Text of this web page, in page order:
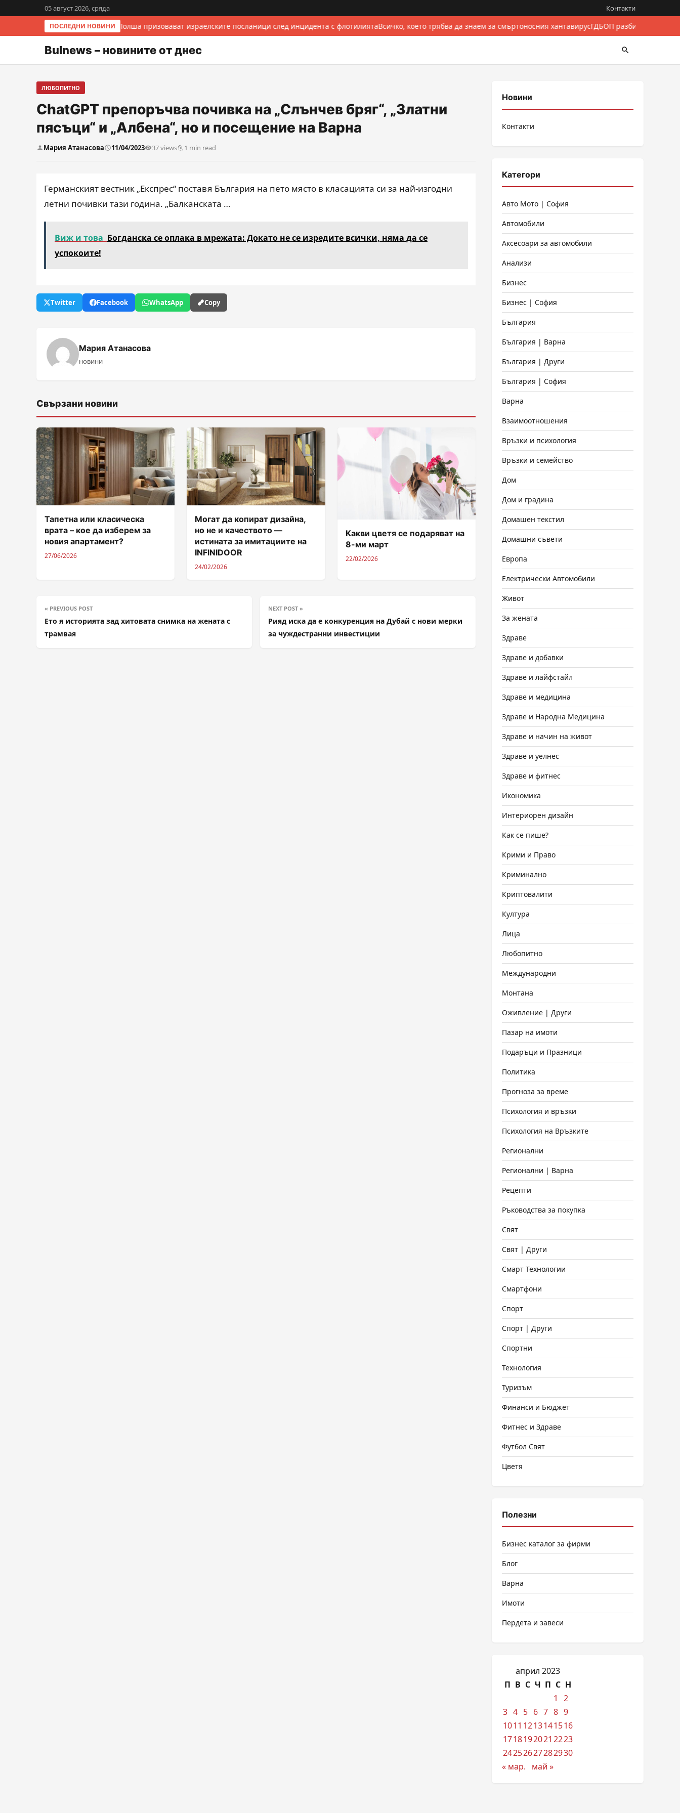
05 август 2026, сряда Контакти
ПОСЛЕДНИ НОВИНИ
Италия и Полша призовават израелските посланици след инцидента с флотилиятаВсичко, което трябва да знаем за смъртоносния хантавирусГДБОП разби
Bulnews – новините от днес
ЛЮБОПИТНО
ChatGPT препоръчва почивка на „Слънчев бряг“, „Златни
пясъци“ и „Албена“, но и посещение на Варна
Мария Атанасова 11/04/2023 37 views 1 min read
Германският вестник „Експрес“ поставя България на пето място в класацията си за най-изгодни
летни почивки тази година. „Балканската …
Виж и това Богданска се оплака в мрежата: Докато не се изредите всички, няма да се
успокоите!
Twitter Facebook WhatsApp Copy
Мария Атанасова
новини
Свързани новини
Тапетна или класическа
врата – кое да изберем за
новия апартамент?
27/06/2026
Могат да копират дизайна,
но не и качеството —
истината за имитациите на
INFINIDOOR
24/02/2026
Какви цветя се подаряват на
8-ми март
22/02/2026
« PREVIOUS POST
Ето я историята зад хитовата снимка на жената с
трамвая
NEXT POST »
Рияд иска да е конкуренция на Дубай с нови мерки
за чуждестранни инвестиции
Новини
Контакти
Категори
Авто Мото | София
Автомобили
Аксесоари за автомобили
Анализи
Бизнес
Бизнес | София
България
България | Варна
България | Други
България | София
Варна
Взаимоотношения
Връзки и психология
Връзки и семейство
Дом
Дом и градина
Домашен текстил
Домашни съвети
Европа
Електрически Автомобили
Живот
За жената
Здраве
Здраве и добавки
Здраве и лайфстайл
Здраве и медицина
Здраве и Народна Медицина
Здраве и начин на живот
Здраве и уелнес
Здраве и фитнес
Икономика
Интериорен дизайн
Как се пише?
Крими и Право
Криминално
Криптовалити
Култура
Лица
Любопитно
Международни
Монтана
Оживление | Други
Пазар на имоти
Подаръци и Празници
Политика
Прогноза за време
Психология и връзки
Психология на Връзките
Регионални
Регионални | Варна
Рецепти
Ръководства за покупка
Свят
Свят | Други
Смарт Технологии
Смартфони
Спорт
Спорт | Други
Спортни
Технология
Туризъм
Финанси и Бюджет
Фитнес и Здраве
Футбол Свят
Цветя
Полезни
Бизнес каталог за фирми
Блог
Варна
Имоти
Пердета и завеси
април 2023
П В С Ч П С Н
1
2
3 4 5 6 7 8 9
1011 1213141516
1718192021 2223
24252627282930
« мар.
май »